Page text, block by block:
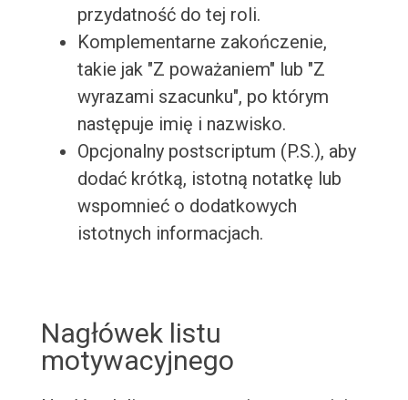
przydatność do tej roli.
Komplementarne zakończenie,
takie jak "Z poważaniem" lub "Z
wyrazami szacunku", po którym
następuje imię i nazwisko.
Opcjonalny postscriptum (P.S.), aby
dodać krótką, istotną notatkę lub
wspomnieć o dodatkowych
istotnych informacjach.
Nagłówek listu
motywacyjnego